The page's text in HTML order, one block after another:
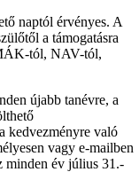
naptól érvényes. A
a támogatásra
tól, NAV-tól,
újabb tanévre, a
kedvezményre való
vagy e-mailben
minden év július 31.-